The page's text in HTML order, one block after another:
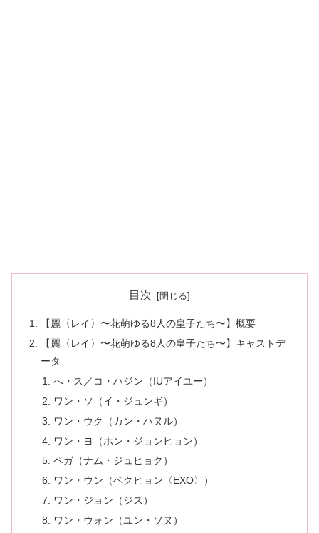
目次
【麗〈レイ〉〜花萌ゆる8人の皇子たち〜】概要
【麗〈レイ〉〜花萌ゆる8人の皇子たち〜】キャストデ
ータ
へ・ス／コ・ハジン（IUアイユー）
ワン・ソ（イ・ジュンギ）
ワン・ウク（カン・ハヌル）
ワン・ヨ（ホン・ジョンヒョン）
ペガ（ナム・ジュヒョク）
ワン・ウン（ベクヒョン〈EXO〉）
ワン・ジョン（ジス）
ワン・ウォン（ユン・ソヌ）